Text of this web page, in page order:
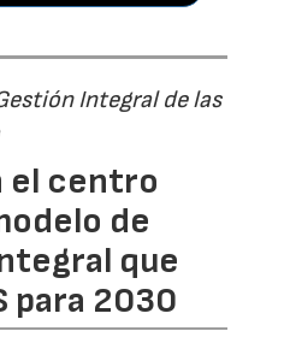
Integral de las
el centro
de
que
para 2030